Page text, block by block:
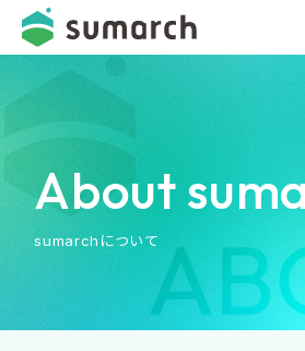
About
sumarchについて